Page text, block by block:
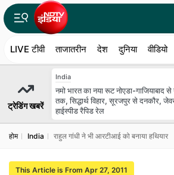
LIVE टीवी ताजातरीन देश दुनिया वीडियो
ट्रेडिंग खबरें
India
नमो भारत का नया रूट नोएडा-गाजियाबाद
तक, सिद्धार्थ विहार, सूरजपुर से दनकौर,
हाईस्पीड रैपिड रेल
होम India राहुल गांधी ने भी आरटीआई को बनाया हथियार
This Article is From Apr 27, 2011